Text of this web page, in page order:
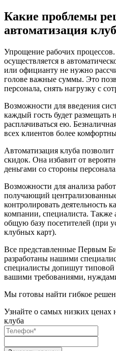
Какие проблемы
автоматизация
Упрощение рабочих
осуществляется в
или официанту не нужно
голове важные суммы. Это
персонала, снять нагрузку с
Возможности для введения
каждый гость будет размещать
расплачиваться ею.
всех клиентов более
Автоматизация клуба
скидок. Она избавит от
деньгами со стороны
Возможности для анализа
получающий
контролировать деятельность
компании, специалиста. Также
общую базу посетителей (при
клубных карт).
Все представленные Первым
разработаны нашими
специалисты допишут типовой
вашими требованиями,
Мы готовы найти гибкое
Узнайте о самых низких ценах
клуба